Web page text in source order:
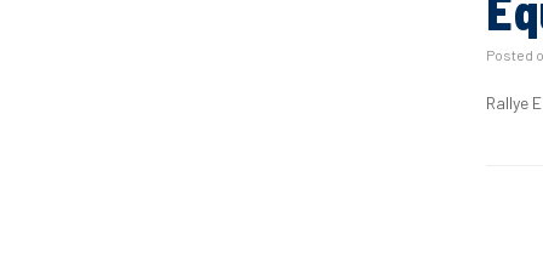
Posted
Rallye